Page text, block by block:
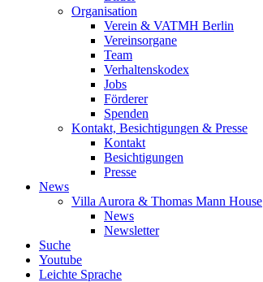
Organisation
Verein & VATMH Berlin
Vereinsorgane
Team
Verhaltenskodex
Jobs
Förderer
Spenden
Kontakt, Besichtigungen & Presse
Kontakt
Besichtigungen
Presse
News
Villa Aurora & Thomas Mann House
News
Newsletter
Suche
Youtube
Leichte Sprache